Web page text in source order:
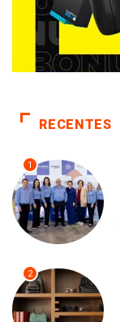
RECENTES
1
2